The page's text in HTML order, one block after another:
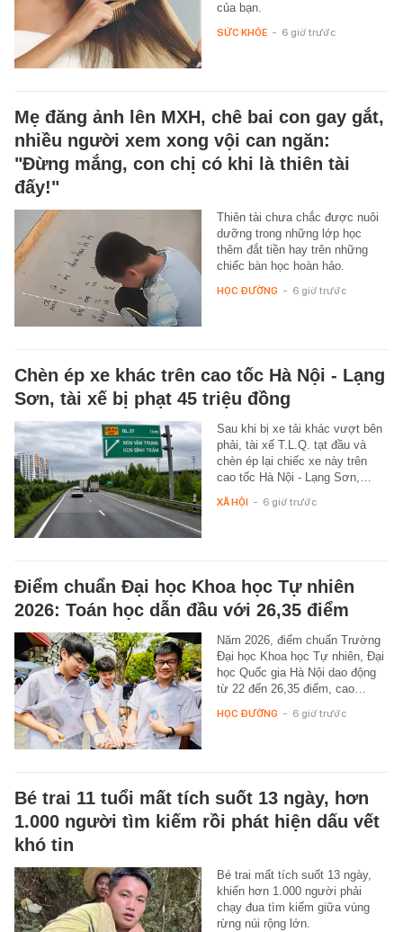
của bạn.
SỨC KHỎE - 6 giờ trước
Mẹ đăng ảnh lên MXH, chê bai con gay gắt,
nhiều người xem xong vội can ngăn:
"Đừng mắng, con chị có khi là thiên tài
đấy!"
Thiên tài chưa chắc được nuôi
dưỡng trong những lớp học
thêm đắt tiền hay trên những
chiếc bàn học hoàn hảo.
HỌC ĐƯỜNG - 6 giờ trước
Chèn ép xe khác trên cao tốc Hà Nội - Lạng
Sơn, tài xế bị phạt 45 triệu đồng
Sau khi bị xe tải khác vượt bên
phải, tài xế T.L.Q. tạt đầu và
chèn ép lại chiếc xe này trên
cao tốc Hà Nội - Lạng Sơn,…
XÃ HỘI - 6 giờ trước
Điểm chuẩn Đại học Khoa học Tự nhiên
2026: Toán học dẫn đầu với 26,35 điểm
Năm 2026, điểm chuẩn Trường
Đại học Khoa học Tự nhiên, Đại
học Quốc gia Hà Nội dao động
từ 22 đến 26,35 điểm, cao…
HỌC ĐƯỜNG - 6 giờ trước
Bé trai 11 tuổi mất tích suốt 13 ngày, hơn
1.000 người tìm kiếm rồi phát hiện dấu vết
khó tin
Bé trai mất tích suốt 13 ngày,
khiến hơn 1.000 người phải
chạy đua tìm kiếm giữa vùng
rừng núi rộng lớn.